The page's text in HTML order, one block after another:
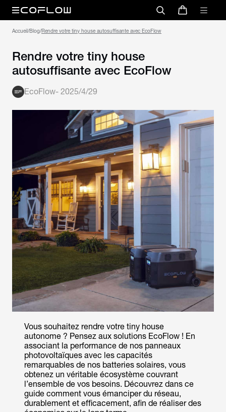
Accueil/Blog/
Rendre votre tiny house
autosuffisante avec EcoFlow
EcoFlow- 2025/4/29
Vous souhaitez rendre votre tiny house
autonome ? Pensez aux solutions EcoFlow ! En
associant la performance de nos panneaux
photovoltaïques avec les capacités
remarquables de nos batteries solaires, vous
obtenez un véritable écosystème couvrant
l’ensemble de vos besoins. Découvrez dans ce
guide comment vous émanciper du réseau,
durablement et efficacement, afin de réaliser des